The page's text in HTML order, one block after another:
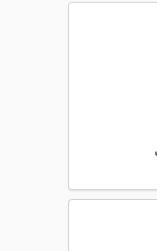
294 كيلو سعرة حرارية